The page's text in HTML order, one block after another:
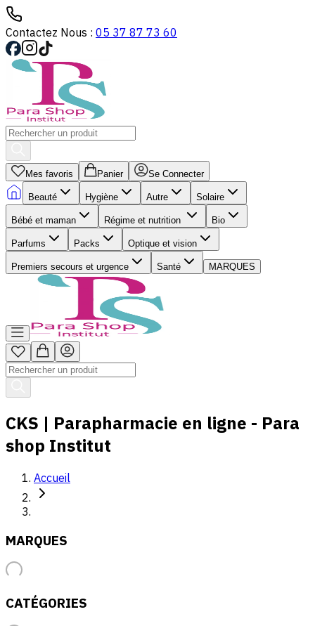
Contactez Nous : 05 37 87 73 60
Mes favoris Panier Se Connecter
Beauté Hygiène Autre Solaire
Bébé et maman Régime et nutrition Bio
Parfums Packs Optique et vision
Premiers secours et urgence Santé MARQUES
CKS | Parapharmacie en ligne - Para
shop Institut
Accueil
MARQUES
CATÉGORIES